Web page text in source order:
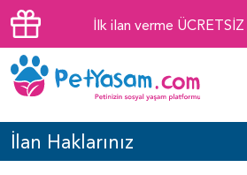
İlk ilan verme ÜCRETSİZ
İlan Haklarınız